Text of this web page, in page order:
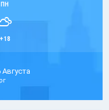
ПН
+18